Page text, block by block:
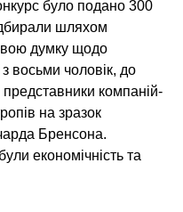
було подано 300
шляхом
думку щодо
восьми чоловік, до
компаній-
на зразок
Бренсона.
економічність та